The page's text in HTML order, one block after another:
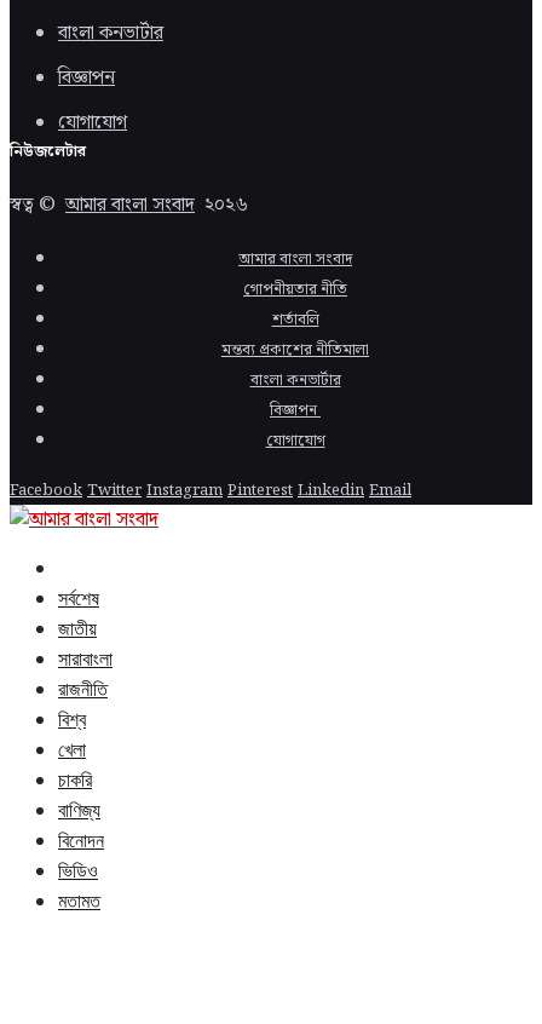
বাংলা কনভার্টার
বিজ্ঞাপন
যোগাযোগ
নিউজলেটার
স্বত্ব ©আমার বাংলা সংবাদ ২০২৬
আমার বাংলা সংবাদ
গোপনীয়তার নীতি
শর্তাবলি
মন্তব্য প্রকাশের নীতিমালা
বাংলা কনভার্টার
বিজ্ঞাপন
যোগাযোগ
FacebookTwitterInstagramPinterestLinkedinEmail
সর্বশেষ
জাতীয়
সারাবাংলা
রাজনীতি
বিশ্ব
খেলা
চাকরি
বাণিজ্য
বিনোদন
ভিডিও
মতামত